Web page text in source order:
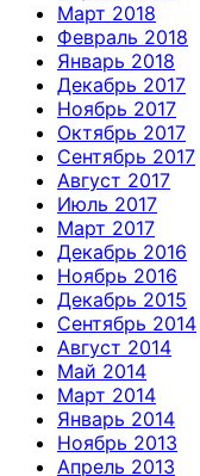
Март 2018
Февраль 2018
Январь 2018
Декабрь 2017
Ноябрь 2017
Октябрь 2017
Сентябрь 2017
Август 2017
Июль 2017
Март 2017
Декабрь 2016
Ноябрь 2016
Декабрь 2015
Сентябрь 2014
Август 2014
Май 2014
Март 2014
Январь 2014
Ноябрь 2013
Апрель 2013